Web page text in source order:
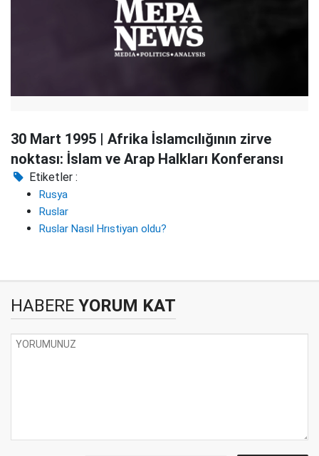
30 Mart 1995 | Afrika İslamcılığının zirve
noktası: İslam ve Arap Halkları Konferansı
Etiketler :
Rusya
Ruslar
Ruslar Nasıl Hrıstiyan oldu?
HABERE YORUM KAT